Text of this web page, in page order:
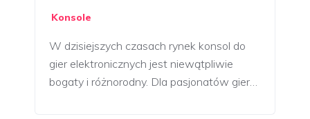
Konsole
W dzisiejszych czasach rynek konsol do
gier elektronicznych jest niewątpliwie
bogaty i różnorodny. Dla pasjonatów gier…